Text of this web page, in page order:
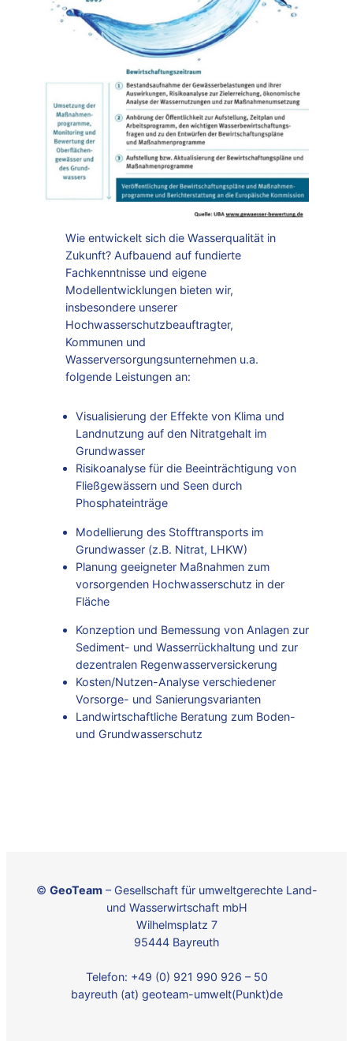
Wie entwickelt sich die Wasserqualität in
Zukunft? Aufbauend auf fundierte
Fachkenntnisse und eigene
Modellentwicklungen bieten wir,
insbesondere unserer
Hochwasserschutzbeauftragter,
Kommunen und
Wasserversorgungsunternehmen u.a.
folgende Leistungen an:
Visualisierung der Effekte von Klima und
Landnutzung auf den Nitratgehalt im
Grundwasser
Risikoanalyse für die Beeinträchtigung von
Fließgewässern und Seen durch
Phosphateinträge
Modellierung des Stofftransports im
Grundwasser (z.B. Nitrat, LHKW)
Planung geeigneter Maßnahmen zum
vorsorgenden Hochwasserschutz in der
Fläche
Konzeption und Bemessung von Anlagen zur
Sediment- und Wasserrückhaltung und zur
dezentralen Regenwasserversickerung
Kosten/Nutzen-Analyse verschiedener
Vorsorge- und Sanierungsvarianten
Landwirtschaftliche Beratung zum Boden-
und Grundwasserschutz
© GeoTeam– Gesellschaft für umweltgerechte Land-
und Wasserwirtschaft mbH
Wilhelmsplatz 7
95444 Bayreuth
Telefon: +49 (0) 921 990 926 – 50
bayreuth (at) geoteam-umwelt(Punkt)de